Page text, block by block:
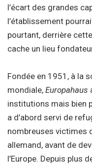
l’écart des grandes
l’établissement
pourtant, derrière
cache un lieu
Fondée en 1951, à la
mondiale, Europahaus
institutions mais bien
a d’abord servi de
nombreuses victimes
allemand, avant de
l’Europe. Depuis plus